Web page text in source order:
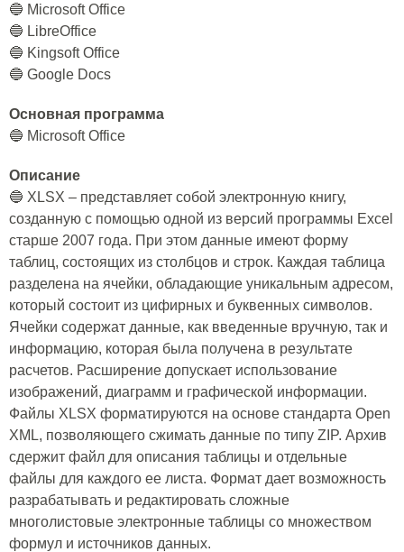
🔵 Microsoft Office
🔵 LibreOffice
🔵 Kingsoft Office
🔵 Google Docs
Основная программа
🔵 Microsoft Office
Описание
🔵 XLSX – представляет собой электронную книгу,
созданную с помощью одной из версий программы Excel
старше 2007 года. При этом данные имеют форму
таблиц, состоящих из столбцов и строк. Каждая таблица
разделена на ячейки, обладающие уникальным адресом,
который состоит из цифирных и буквенных символов.
Ячейки содержат данные, как введенные вручную, так и
информацию, которая была получена в результате
расчетов. Расширение допускает использование
изображений, диаграмм и графической информации.
Файлы XLSX форматируются на основе стандарта Open
XML, позволяющего сжимать данные по типу ZIP. Архив
сдержит файл для описания таблицы и отдельные
файлы для каждого ее листа. Формат дает возможность
разрабатывать и редактировать сложные
многолистовые электронные таблицы со множеством
формул и источников данных.